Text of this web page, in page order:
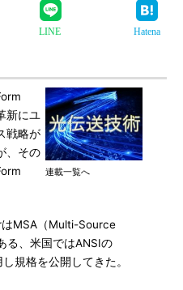
LINE Hatena
連載一覧へ
新にユ
戦略が
、その
MSA（Multi-Source
る、米国ではANSIの
規格を公開してきた。